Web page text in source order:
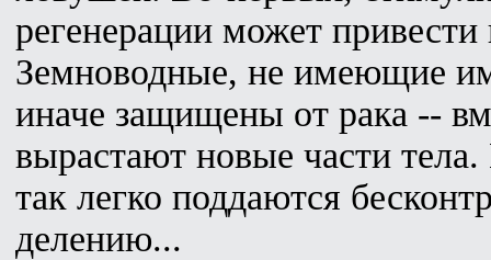
регенерации может
Земноводные, не имеющие
иначе защищены от рака --
вырастают новые части
так легко поддаются
делению...